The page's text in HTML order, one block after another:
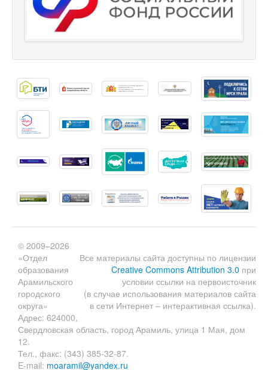
Все материалы сайта доступны по лицензии
Creative Commons Attribution 3.0 при
условии ссылки на первоисточник
(в случае использования материалов сайта
в сети Интернет – интерактивная ссылка).
© 2009–2026
«Отдел
образования
Арамильского
городского
округа»
Адрес: 624000,
Свердловская область, город Арамиль, улица 1 Мая, дом
12.
Тел., факс: (343) 385-32-87.
E-mail: moaramil@yandex.ru